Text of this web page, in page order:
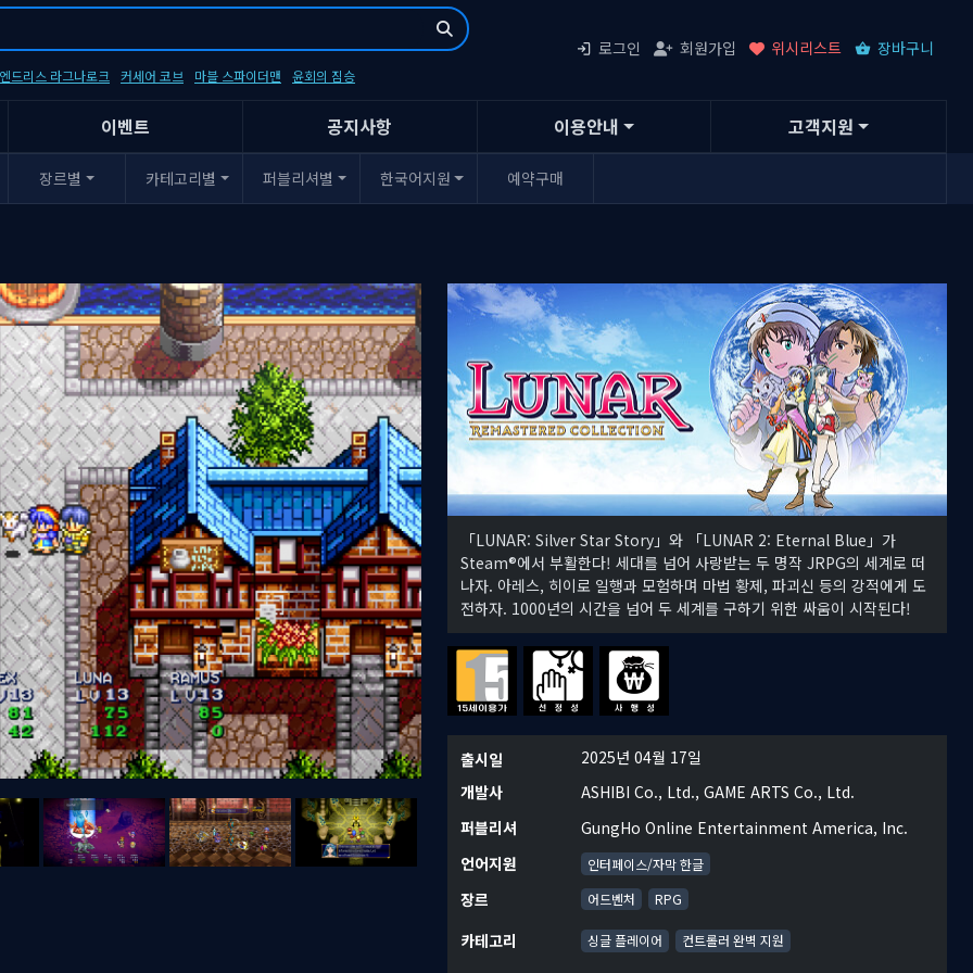
드리스 라그나로크 커세어 코브 마블 스파이더맨 윤회의 짐승
로그인 회원가입 위시리스트 장바구니
이벤트 공지사항 이용안내 고객지원
장르별 카테고리별 퍼블리셔별 한국어지원 예약구매
「LUNAR: Silver Star Story」와 「LUNAR 2: Eternal Blue」가
Steam®에서 부활한다! 세대를 넘어 사랑받는 두 명작 JRPG의 세계로 떠
나자. 아레스, 히이로 일행과 모험하며 마법 황제, 파괴신 등의 강적에게 도
전하자. 1000년의 시간을 넘어 두 세계를 구하기 위한 싸움이 시작된다!
출시일
2025년 04월 17일
개발사
ASHIBI Co., Ltd., GAME ARTS Co., Ltd.
퍼블리셔
GungHo Online Entertainment America, Inc.
언어지원
인터페이스/자막 한글
장르 어드벤처 RPG
카테고리 싱글 플레이어 컨트롤러 완벽 지원